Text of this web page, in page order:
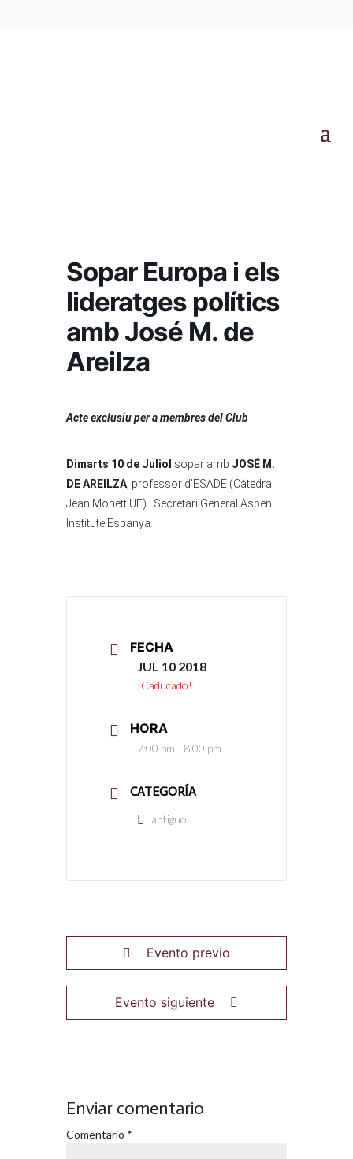
Sopar Europa i els
lideratges polítics
amb José M. de
Areilza
Acte exclusiu per a membres del Club
Dimarts 10 de Juliol sopar amb JOSÉ M.
DE AREILZA , professor d’ESADE (Càtedra
Jean Monett UE) i Secretari General Aspen
Institute Espanya.
FECHA
JUL 10 2018
¡Caducado!
HORA
7:00 pm - 8:00 pm
CATEGORÍA
antiguo
Evento previo
Evento siguiente
Enviar comentario
Comentario *